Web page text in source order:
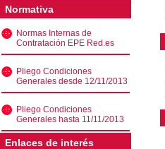
Normativa
Normas Internas de
Contratación EPE Red.es
Pliego Condiciones
Generales desde 12/11/2013
Pliego Condiciones
Generales hasta 11/11/2013
Enlaces de interés